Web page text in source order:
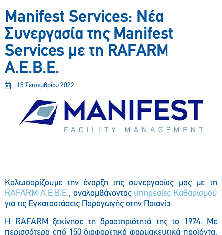
Manifest Services: Νέα
Συνεργασία της Manifest
Services με τη RAFARM
A.E.B.E.
15 Σεπτεμβρίου 2022
Καλωσορίζουμε την έναρξη της συνεργασίας μας με τη
RAFARM A.E.B.E., αναλαμβάνοντας υπηρεσίες Καθαρισμού
για τις Εγκαταστάσεις Παραγωγής στην Παιανία.
Η RAFARM ξεκίνησε τη δραστηριότητά της το 1974. Με
περισσότερα από 150 διαφορετικά φαρμακευτικά προϊόντα,